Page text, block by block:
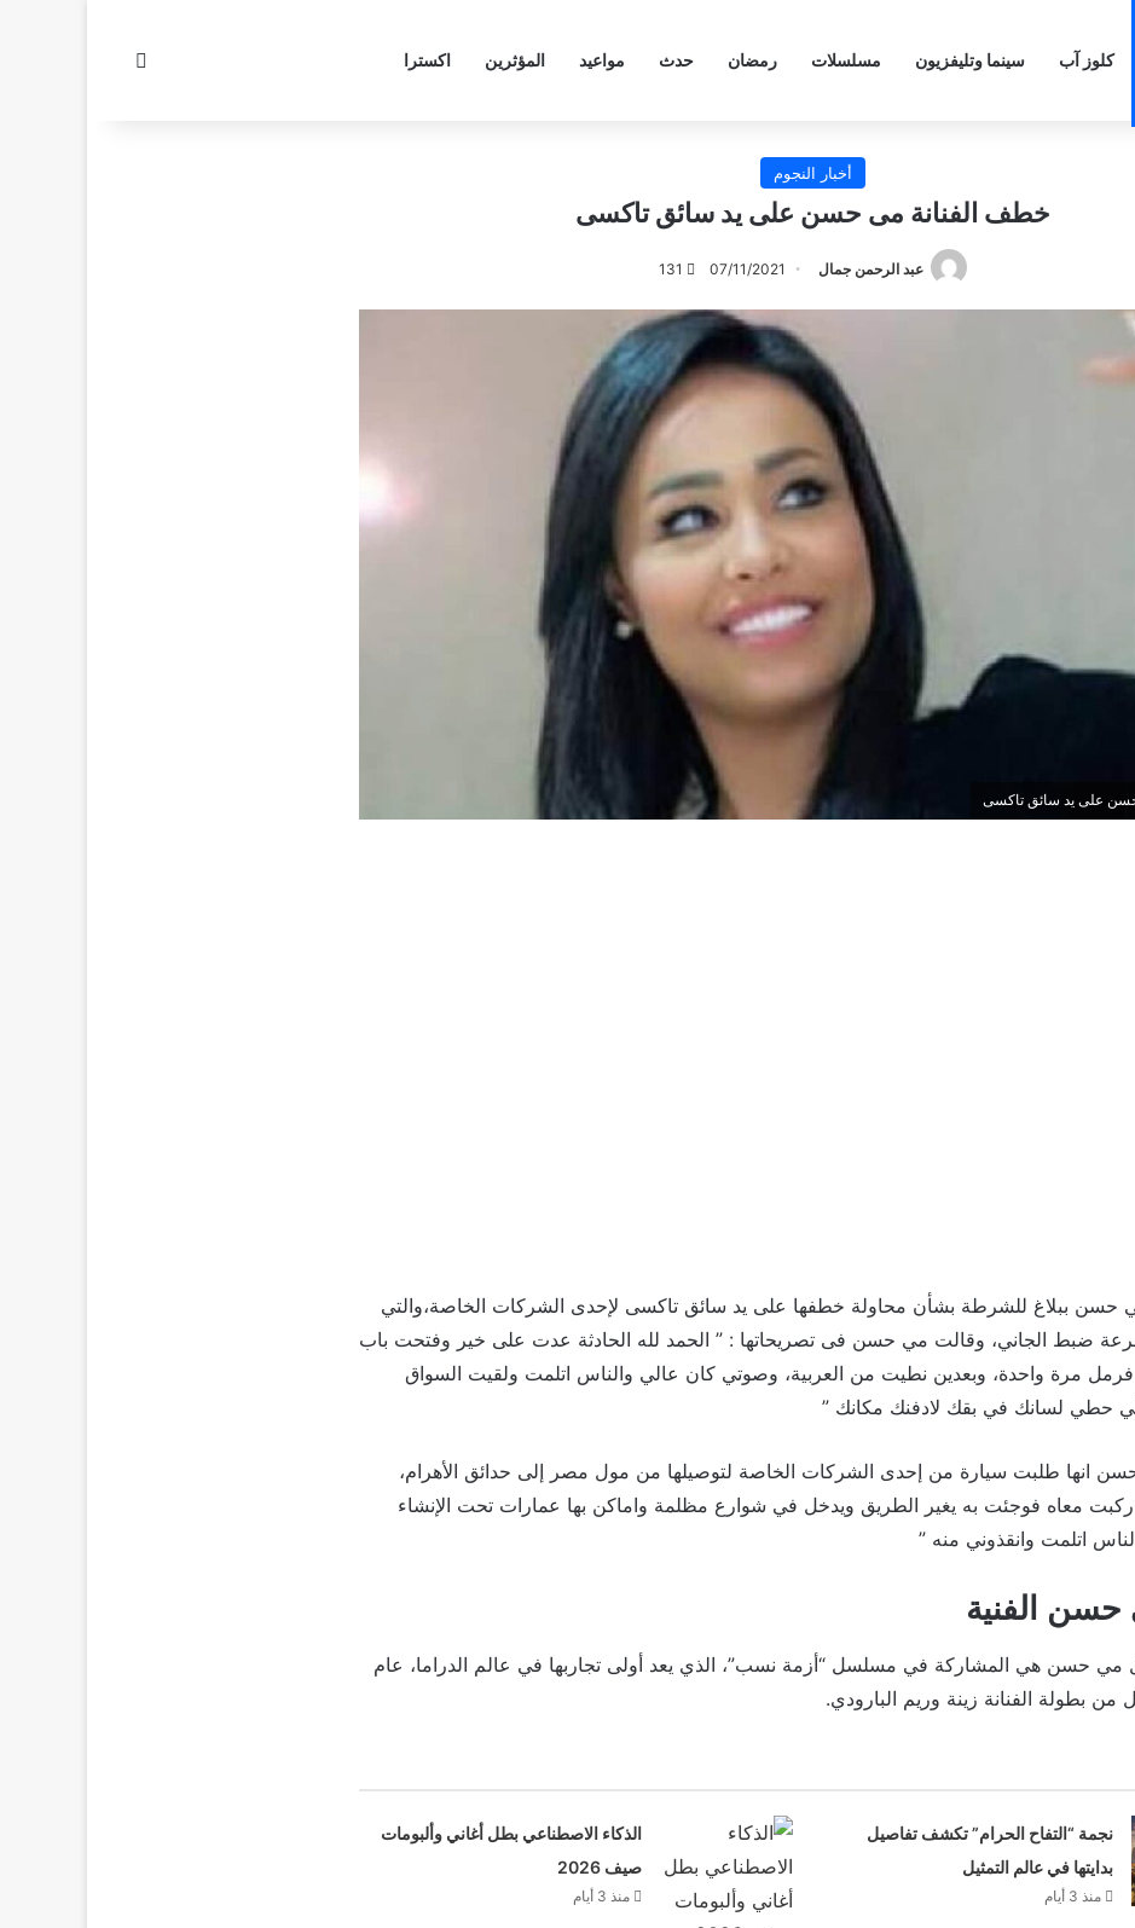
كلوز آب سينما وتليفزيون مسلسلات رمضان حدث مواعيد المؤثرين اكسترا
أخبار النجوم
خطف الفنانة مى حسن على يد سائق تاكسى
عبد الرحمن جمال 07/11/2021
131
على يد سائق تاكسى
حسن ببلاغ للشرطة بشأن محاولة خطفها على يد سائق تاكسى لإحدى الشركات الخاصة،والتي
ضبط الجاني، وقالت مي حسن فى تصريحاتها : ” الحمد لله الحادثة عدت على خير وفتحت باب
فرمل مرة واحدة، وبعدين نطيت من العربية، وصوتي كان عالي والناس اتلمت ولقيت السواق
حطي لسانك في بقك لادفنك مكانك ”
انها طلبت سيارة من إحدى الشركات الخاصة لتوصيلها من مول مصر إلى حدائق الأهرام،
معاه فوجئت به يغير الطريق ويدخل في شوارع مظلمة واماكن بها عمارات تحت الإنشاء
اتلمت وانقذوني منه ”
حسن الفنية
مي حسن هي المشاركة في مسلسل “أزمة نسب”، الذي يعد أولى تجاربها في عالم الدراما، عام
نجمة “التفاح الحرام” تكشف تفاصيل
بدايتها في عالم التمثيل
منذ 3 أيام
الذكاء الاصطناعي بطل أغاني وألبومات
صيف 2026
منذ 3 أيام